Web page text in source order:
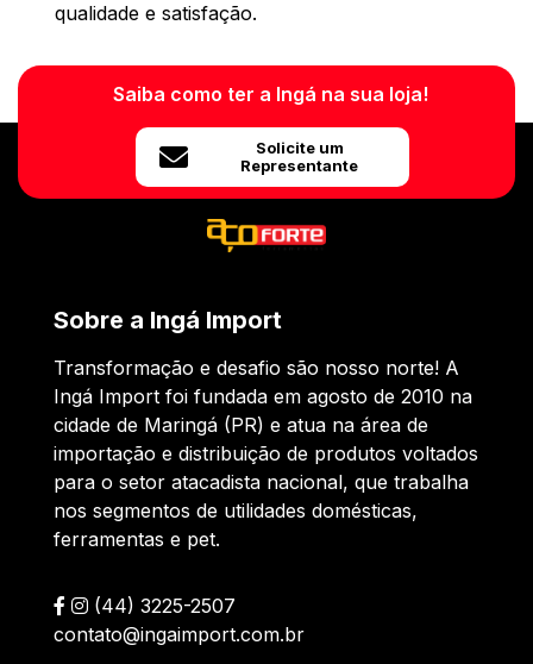
qualidade e satisfação.
Saiba como ter a Ingá na sua loja!
Solicite um
Representante
Sobre a Ingá Import
Transformação e desafio são nosso norte! A
Ingá Import foi fundada em agosto de 2010 na
cidade de Maringá (PR) e atua na área de
importação e distribuição de produtos voltados
para o setor atacadista nacional, que trabalha
nos segmentos de utilidades domésticas,
ferramentas e pet.
(44) 3225-2507
contato@ingaimport.com.br